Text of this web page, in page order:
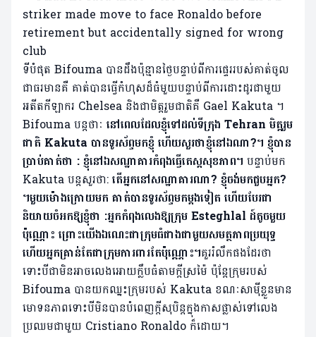
ទីបំផុត Bifouma បានដឹងប៉ុន្មានថ្ងៃបន្ទាប់ពីការផ្ទេររបស់គាត់ចូល
ជាធរមានគឺ គាត់បានធ្វើកំហុសដ៏ធំមួយបន្ទាប់ពីការដោះដូរជាមួយ
អតីតកីឡាករ Chelsea និងជាមិត្តរួមជាតិគឺ Gael Kakuta ។
Bifouma បន្តថាៈ នៅពេលដែលខ្ញុំទៅដល់ទីក្រុង Tehran មិត្តរួម
ជាតិ Kakuta បានទូរស័ព្ទមកខ្ញុំ ហើយសួរថាខ្ញុំនៅឯណា?។ ខ្ញុំបាន
ប្រាប់គាត់ថា : ខ្ញុំនៅឯសណ្ឋាគារកំពុងធ្វើតេស្តសុខភាព។ បន្ទាប់មក
Kakuta បន្តសួរថា:តើអ្នកនៅសណ្ឋាគារណា? ខ្ញុំចង់មកជួបអ្នក?
។មួយម៉ោងក្រោយមក គាត់បានទូរស័ព្ទមកម្តងទៀត ហើយបែរជា
និយាយចំអកឱ្យខ្ញុំថា :អ្នកកំពុងលេងឱ្យក្រុម Esteghlal ដ៍តូចមួយ
ប៉ុណ្ណោះ ព្រោះយើងឯណេះជាក្រុមធំជាងជាមួយសមត្ថភាពប្រយុទ្ធ
ហើយអ្នកគ្រាន់តែជាក្រុមការពារតែប៉ុណ្ណោះ។គួររំលឹកផងដែរថា
ទោះបីជាមិនអាចលេងអោយក្លឹបធំតាមក្តីស្រម៉ៃ ប៉ុន្តែក្រុមរបស់
Bifouma បានយកឈ្នះក្រុមរបស់ Kakuta ខណៈសាម៉ីខ្លួនមាន
មោទនភាពទោះបីមិនបានបំពេញក្តីសុបិន្តក្នុងកាសផ្លាស់ទៅលេង
ប្រឈមជាមួយ Cristiano Ronaldo ក៏ដោយ។